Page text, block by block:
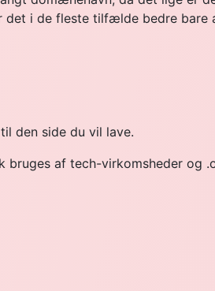
det i de fleste tilfælde bedre bare
den side du vil lave.
bruges af tech-virkomsheder og